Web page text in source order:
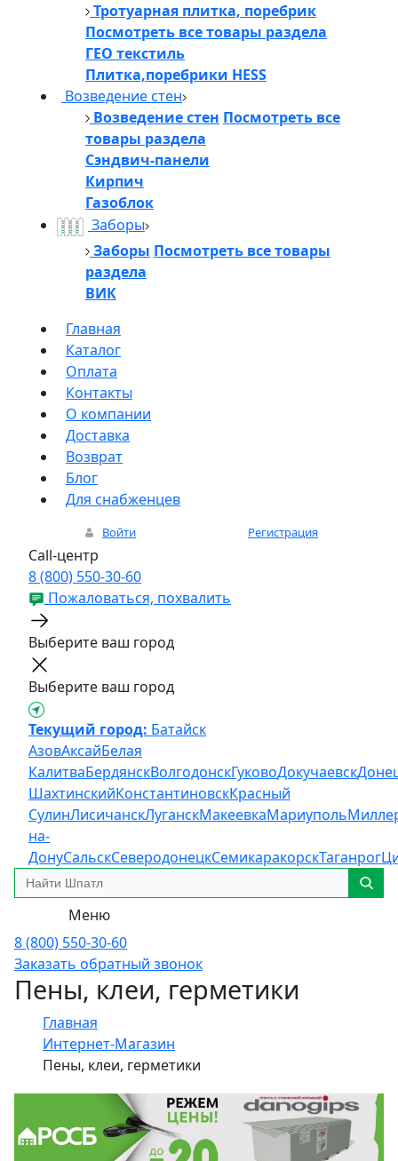
Тротуарная плитка, поребрик
Посмотреть все товары раздела
ГЕО текстиль
Плитка,поребрики HESS
Возведение стен
Возведение стен Посмотреть все
товары раздела
Сэндвич-панели
Кирпич
Газоблок
Заборы
Заборы Посмотреть все товары
раздела
ВИК
Главная
Каталог
Оплата
Контакты
О компании
Доставка
Возврат
Блог
Для снабженцев
Войти Регистрация
Call-центр
8 (800) 550-30-60
Пожаловаться, похвалить
Выберите ваш город
Выберите ваш город
Текущий город: Батайск
АзовАксайБелая
КалитваБердянскВолгодонскГуковоДокучаевск
ШахтинскийКонстантиновскКрасный
СулинЛисичанскЛуганскМакеевкаМариуполь
на-
ДонуСальскСеверодонецкСемикаракорскТаганрог
Меню
8 (800) 550-30-60
Заказать обратный звонок
Пены, клеи, герметики
Главная
Интернет-Магазин
Пены, клеи, герметики